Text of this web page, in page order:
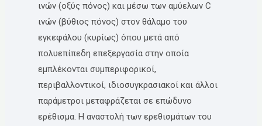
ινών (οξύς πόνος) και μέσω των αμύελων C
ινών (βύθιος πόνος) στον θάλαμο του
εγκεφάλου (κυρίως) όπου μετά από
πολυεπίπεδη επεξεργασία στην οποία
εμπλέκονται συμπεριφορικοί,
περιβαλλοντικοί, ιδιοσυγκρασιακοί και άλλοι
παράμετροι μεταφράζεται σε επώδυνο
ερέθισμα. Η αναστολή των ερεθισμάτων του